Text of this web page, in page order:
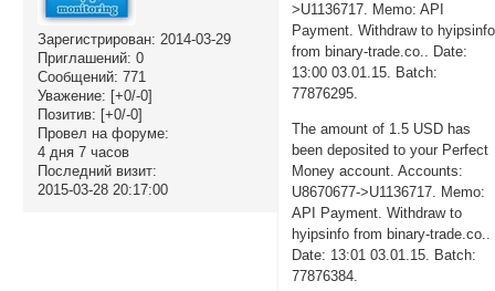
Зарегистрирован: 2014-03-29
Приглашений: 0
Сообщений: 771
Уважение: [+0/-0]
Позитив: [+0/-0]
Провел на форуме:
4 дня 7 часов
Последний визит:
2015-03-28 20:17:00
>U1136717. Memo: API
Payment. Withdraw to hyipsinfo
from binary-trade.co.. Date:
13:00 03.01.15. Batch:
77876295.
The amount of 1.5 USD has
been deposited to your Perfect
Money account. Accounts:
U8670677->U1136717. Memo:
API Payment. Withdraw to
hyipsinfo from binary-trade.co..
Date: 13:01 03.01.15. Batch:
77876384.